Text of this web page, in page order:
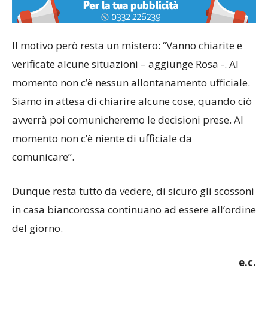
Il motivo però resta un mistero: “Vanno chiarite e
verificate alcune situazioni – aggiunge Rosa -. Al
momento non c’è nessun allontanamento ufficiale.
Siamo in attesa di chiarire alcune cose, quando ciò
avverrà poi comunicheremo le decisioni prese. Al
momento non c’è niente di ufficiale da
comunicare”.
Dunque resta tutto da vedere, di sicuro gli scossoni
in casa biancorossa continuano ad essere all’ordine
del giorno.
e.c.